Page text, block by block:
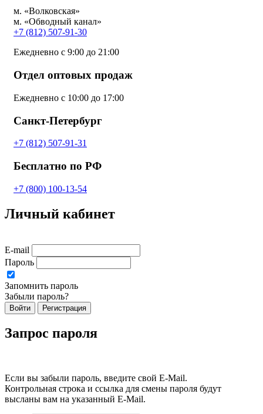
м. «Волковская»
м. «Обводный канал»
+7 (812) 507-91-30
Ежедневно с 9:00 до 21:00
Отдел оптовых продаж
Ежедневно с 10:00 до 17:00
Санкт-Петербург
+7 (812) 507-91-31
Бесплатно по РФ
+7 (800) 100-13-54
Личный кабинет
E-mail
Пароль
Запомнить пароль
Забыли пароль?
Войти Регистрация
Запрос пароля
Если вы забыли пароль, введите свой E-Mail.
Контрольная строка и ссылка для смены пароля будут
высланы вам на указанный E-Mail.